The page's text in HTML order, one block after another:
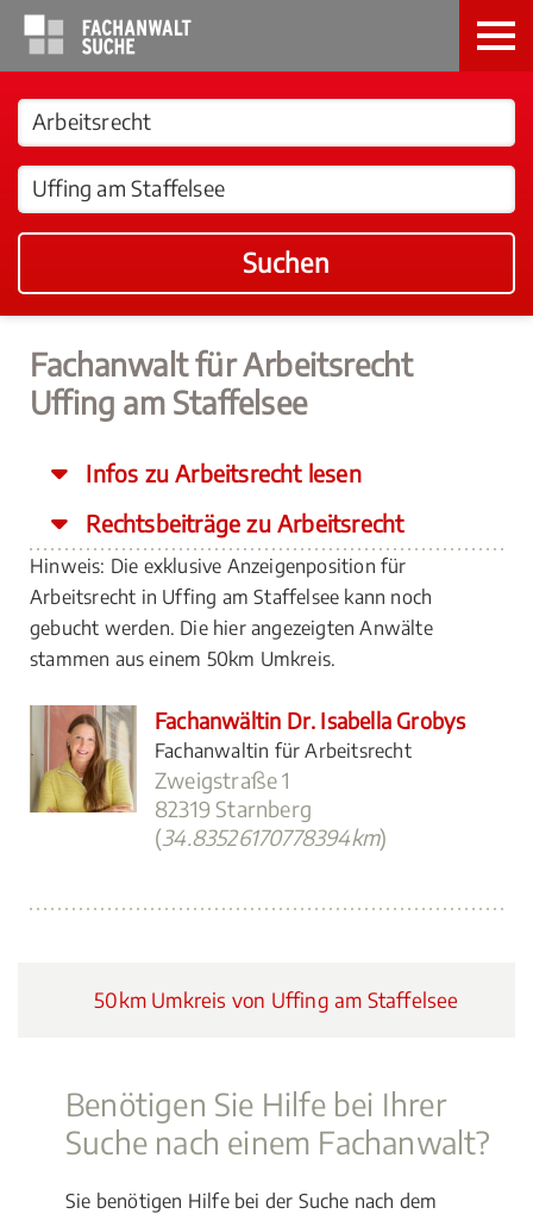
Suchen
Fachanwalt für Arbeitsrecht
Uffing am Staffelsee
Infos zu Arbeitsrecht lesen
Rechtsbeiträge zu Arbeitsrecht
Hinweis: Die exklusive Anzeigenposition für
Arbeitsrecht in Uffing am Staffelsee kann noch
gebucht werden. Die hier angezeigten Anwälte
stammen aus einem 50km Umkreis.
Fachanwältin Dr. Isabella Grobys
Fachanwaltin für Arbeitsrecht
Zweigstraße 1
82319 Starnberg
(34.83526170778394km)
50km Umkreis von Uffing am Staffelsee
Benötigen Sie Hilfe bei Ihrer
Suche nach einem Fachanwalt?
Sie benötigen Hilfe bei der Suche nach dem